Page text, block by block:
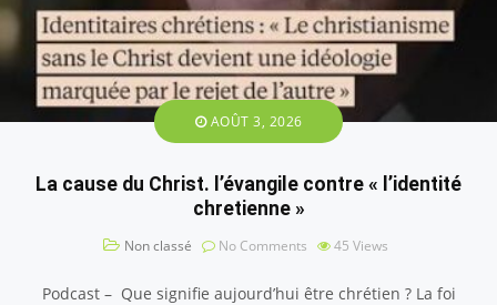
AOÛT 3, 2026
La cause du Christ. l’évangile contre « l’identité
chretienne »
Non classé No Comments 45 Views
Podcast – Que signifie aujourd’hui être chrétien ? La foi